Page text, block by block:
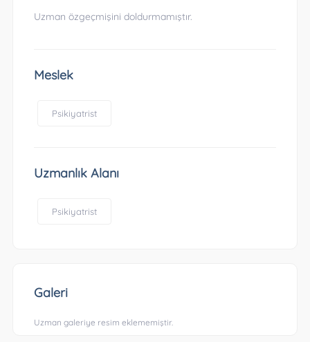
Uzman özgeçmişini doldurmamıştır.
Meslek
Psikiyatrist
Uzmanlık Alanı
Psikiyatrist
Galeri
Uzman galeriye resim eklememiştir.